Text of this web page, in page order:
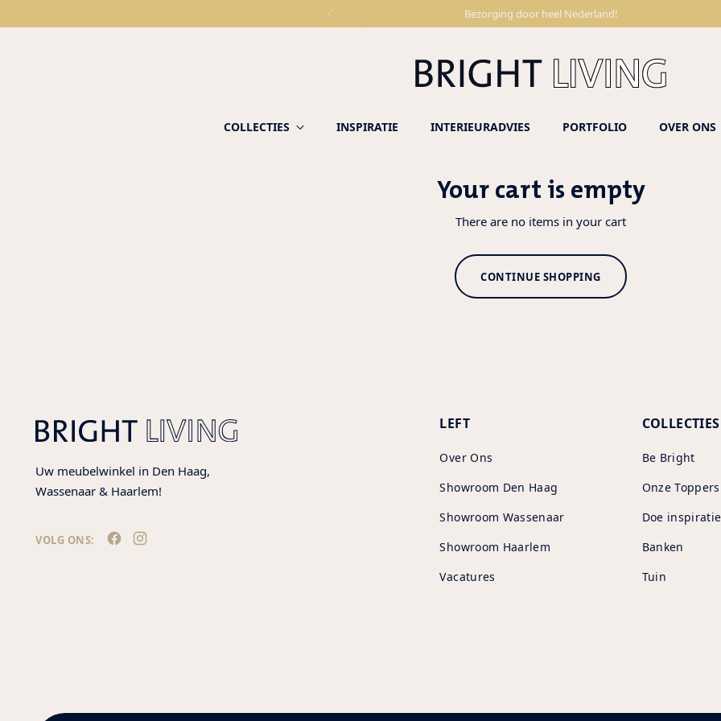
Bezorging door heel Nederland!
COLLECTIES INSPIRATIE INTERIEURADVIES PORTFOLIO OVER ONS
Your cart is empty
There are no items in your cart
CONTINUE SHOPPING
Uw meubelwinkel in Den Haag,
Wassenaar & Haarlem!
VOLG ONS:
LEFT
Over Ons
Showroom Den Haag
Showroom Wassenaar
Showroom Haarlem
Vacatures
COLLECTIES
Be Bright
Onze Toppers
Doe
Banken
Tuin